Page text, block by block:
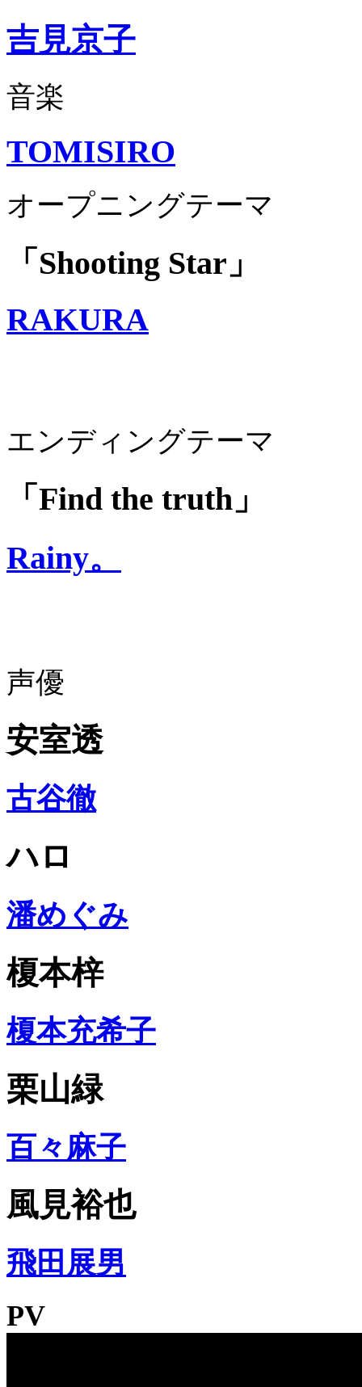
吉見京子
音楽
TOMISIRO
オープニングテーマ
「Shooting Star」
RAKURA
エンディングテーマ
「Find the truth」
Rainy。
声優
安室透
古谷徹
ハロ
潘めぐみ
榎本梓
榎本充希子
栗山緑
百々麻子
風見裕也
飛田展男
PV